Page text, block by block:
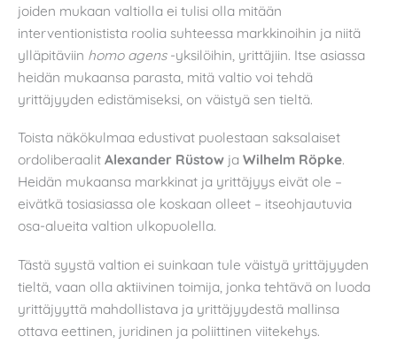
joiden mukaan valtiolla ei tulisi olla mitään
interventionistista roolia suhteessa markkinoihin ja niitä
ylläpitäviin homo agens-yksilöihin, yrittäjiin. Itse asiassa
heidän mukaansa parasta, mitä valtio voi tehdä
yrittäjyyden edistämiseksi, on väistyä sen tieltä.
Toista näkökulmaa edustivat puolestaan saksalaiset
ordoliberaalit Alexander Rüstow ja Wilhelm Röpke.
Heidän mukaansa markkinat ja yrittäjyys eivät ole –
eivätkä tosiasiassa ole koskaan olleet – itseohjautuvia
osa-alueita valtion ulkopuolella.
Tästä syystä valtion ei suinkaan tule väistyä yrittäjyyden
tieltä, vaan olla aktiivinen toimija, jonka tehtävä on luoda
yrittäjyyttä mahdollistava ja yrittäjyydestä mallinsa
ottava eettinen, juridinen ja poliittinen viitekehys.